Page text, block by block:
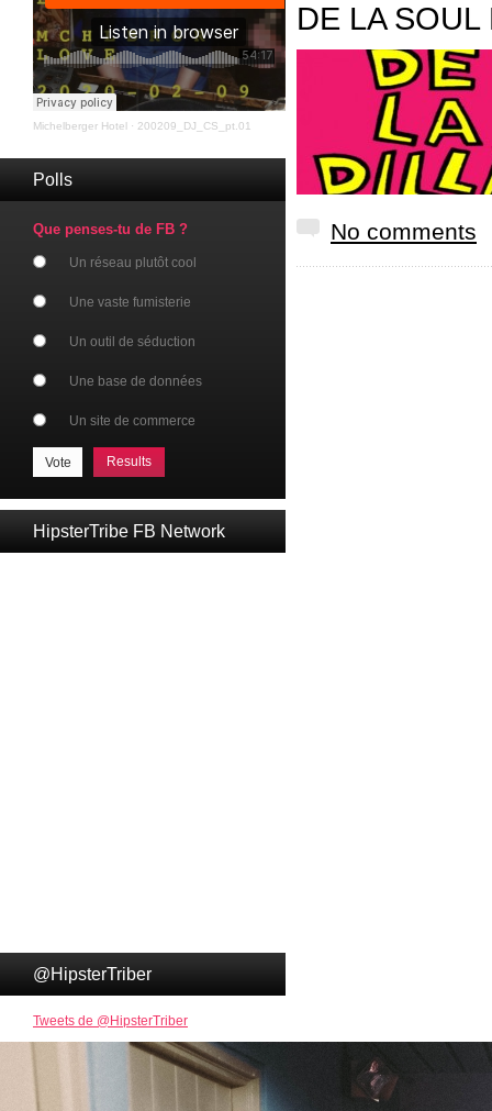
Michelberger Hotel · 200209_DJ_CS_pt.01
Polls
Que penses-tu de FB ?
Un réseau plutôt cool
Une vaste fumisterie
Un outil de séduction
Une base de données
Un site de commerce
Results
HipsterTribe FB Network
@HipsterTriber
Tweets de @HipsterTriber
DE LA
No comments